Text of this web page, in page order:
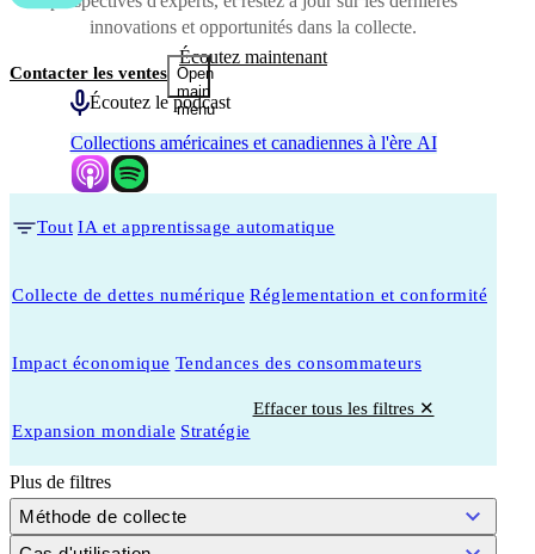
Contacter les ventes Open
main
menu
innovations et opportunités dans la collecte.
Écoutez maintenant
Écoutez le podcast
Collections américaines et canadiennes à l'ère AI
Tout IA et apprentissage automatique
Collecte de dettes numérique Réglementation et conformité
Impact économique Tendances des consommateurs
Expansion mondiale Stratégie
Effacer tous les filtres ✕
Plus de filtres
Méthode de collecte